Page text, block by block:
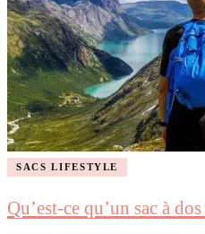
SACS LIFESTYLE
Qu’est-ce qu’un sac à